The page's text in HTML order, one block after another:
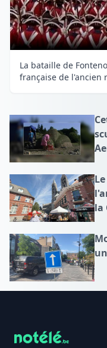
La bataille de
française de l'ancien
la